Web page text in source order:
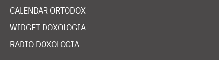
CALENDAR ORTODOX
WIDGET DOXOLOGIA
RADIO DOXOLOGIA